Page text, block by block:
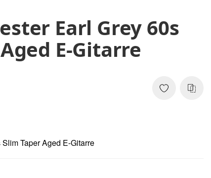
Earl Grey 60s
E-Gitarre
Taper Aged E-Gitarre